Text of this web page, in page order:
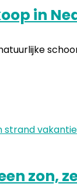
in
zon,